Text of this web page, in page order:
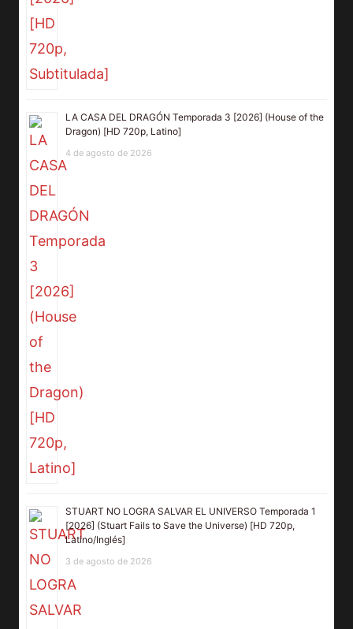
LA CASA DEL DRAGÓN Temporada 3 [2026] (House of the
Dragon) [HD 720p, Latino]
4 de agosto de 2026
STUART NO LOGRA SALVAR EL UNIVERSO Temporada 1
[2026] (Stuart Fails to Save the Universe) [HD 720p,
Latino/Inglés]
3 de agosto de 2026